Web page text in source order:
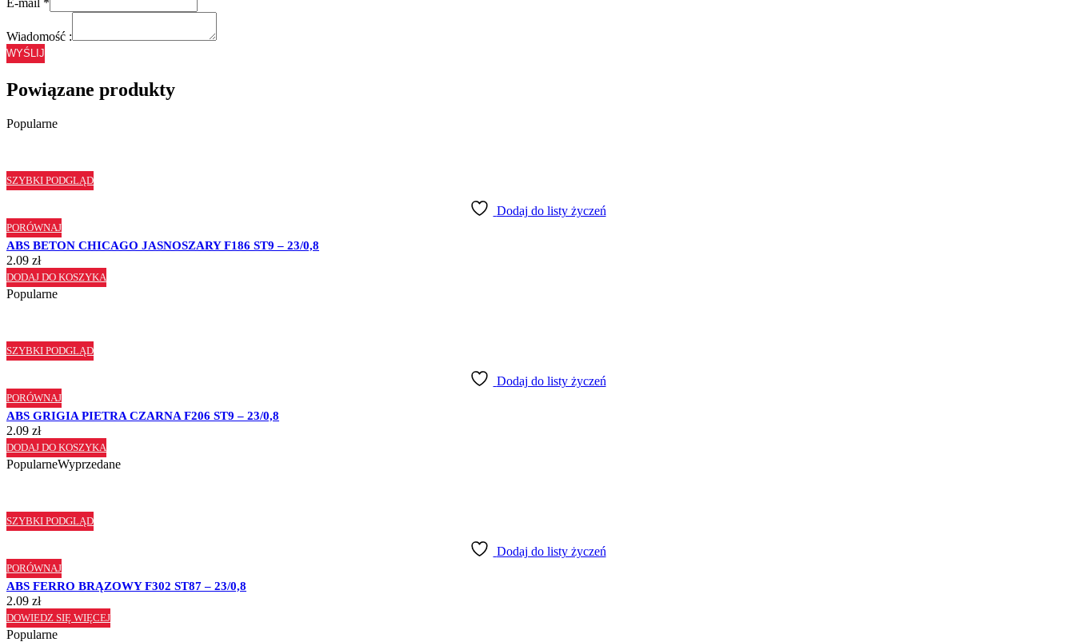
Wiadomość :
WYŚLIJ
Powiązane produkty
Popularne
SZYBKI PODGLĄD
Dodaj do listy życzeń
PORÓWNAJ
ABS BETON CHICAGO JASNOSZARY F186 ST9 – 23/0,8
2.09 zł
DODAJ DO KOSZYKA
Popularne
SZYBKI PODGLĄD
Dodaj do listy życzeń
PORÓWNAJ
ABS GRIGIA PIETRA CZARNA F206 ST9 – 23/0,8
2.09 zł
DODAJ DO KOSZYKA
PopularneWyprzedane
SZYBKI PODGLĄD
Dodaj do listy życzeń
PORÓWNAJ
ABS FERRO BRĄZOWY F302 ST87 – 23/0,8
2.09 zł
DOWIEDZ SIĘ WIĘCEJ
Popularne